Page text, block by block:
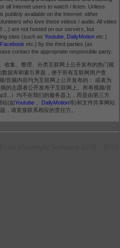
all Internet users to watch / listen. Unless
publicly available on the Internet: either
who love these videos / audio. All video
...) are not hosted on our servers, but
sites (such as Youtube DailyMotion etc.)
Facebook etc.) by the third parties (as
contact the appropriate responsible party.
收集、整理、分类互联网上公开发布的热门视
据库和索引界面，便于所有互联网用户查
/音频内容均为互联网上公开发布的： 或者为
的志愿者公开发布于互联网上。所有视频/音
）均不在我们的服务器上，而是由第三方
站(如Youtube DailyMotion等)和文件共享网站
，请直接联系相应的责任方。